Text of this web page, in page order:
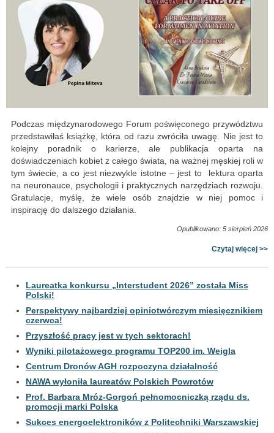
Podczas międzynarodowego Forum poświęconego przywództwu
przedstawiłaś książkę, która od razu zwróciła uwagę. Nie jest to
kolejny poradnik o karierze, ale publikacja oparta na
doświadczeniach kobiet z całego świata, na ważnej męskiej roli w
tym świecie, a co jest niezwykle istotne – jest to lektura oparta
na neuronauce, psychologii i praktycznych narzędziach rozwoju.
Gratulacje, myślę, że wiele osób znajdzie w niej pomoc i
inspirację do dalszego działania.
Opublikowano: 5 sierpień 2026
Czytaj więcej >>
Laureatka konkursu „Interstudent 2026” została Miss
Polski!
Perspektywy najbardziej opiniotwórczym miesięcznikiem
czerwca!
Przyszłość pracy jest w tych sektorach!
Wyniki pilotażowego programu TOP200 im. Weigla
Centrum Dronów AGH rozpoczyna działalność
NAWA wyłoniła laureatów Polskich Powrotów
Prof. Barbara Mróz-Gorgoń pełnomocniczką rządu ds.
promocji marki Polska
Sukces energoelektroników z Politechniki Warszawskiej